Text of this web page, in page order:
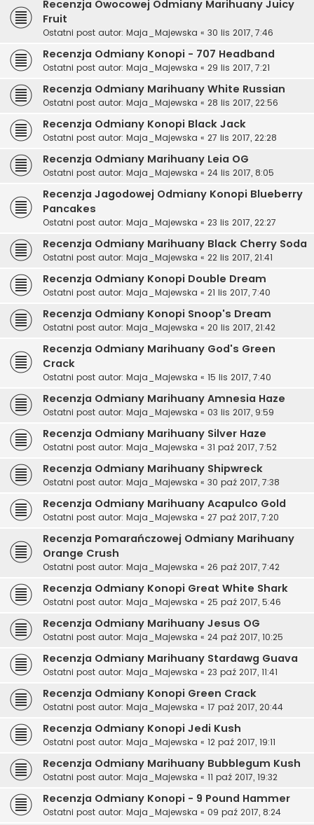
Recenzja Owocowej Odmiany Marihuany Juicy
Fruit
Ostatni post autor: Maja_Majewska « 30 lis 2017, 7:46
Recenzja Odmiany Konopi - 707 Headband
Ostatni post autor: Maja_Majewska « 29 lis 2017, 7:21
Recenzja Odmiany Marihuany White Russian
Ostatni post autor: Maja_Majewska « 28 lis 2017, 22:56
Recenzja Odmiany Konopi Black Jack
Ostatni post autor: Maja_Majewska « 27 lis 2017, 22:28
Recenzja Odmiany Marihuany Leia OG
Ostatni post autor: Maja_Majewska « 24 lis 2017, 8:05
Recenzja Jagodowej Odmiany Konopi Blueberry
Pancakes
Ostatni post autor: Maja_Majewska « 23 lis 2017, 22:27
Recenzja Odmiany Marihuany Black Cherry Soda
Ostatni post autor: Maja_Majewska « 22 lis 2017, 21:41
Recenzja Odmiany Konopi Double Dream
Ostatni post autor: Maja_Majewska « 21 lis 2017, 7:40
Recenzja Odmiany Konopi Snoop's Dream
Ostatni post autor: Maja_Majewska « 20 lis 2017, 21:42
Recenzja Odmiany Marihuany God's Green
Crack
Ostatni post autor: Maja_Majewska « 15 lis 2017, 7:40
Recenzja Odmiany Marihuany Amnesia Haze
Ostatni post autor: Maja_Majewska « 03 lis 2017, 9:59
Recenzja Odmiany Marihuany Silver Haze
Ostatni post autor: Maja_Majewska « 31 paź 2017, 7:52
Recenzja Odmiany Marihuany Shipwreck
Ostatni post autor: Maja_Majewska « 30 paź 2017, 7:38
Recenzja Odmiany Marihuany Acapulco Gold
Ostatni post autor: Maja_Majewska « 27 paź 2017, 7:20
Recenzja Pomarańczowej Odmiany Marihuany
Orange Crush
Ostatni post autor: Maja_Majewska « 26 paź 2017, 7:42
Recenzja Odmiany Konopi Great White Shark
Ostatni post autor: Maja_Majewska « 25 paź 2017, 5:46
Recenzja Odmiany Marihuany Jesus OG
Ostatni post autor: Maja_Majewska « 24 paź 2017, 10:25
Recenzja Odmiany Marihuany Stardawg Guava
Ostatni post autor: Maja_Majewska « 23 paź 2017, 11:41
Recenzja Odmiany Konopi Green Crack
Ostatni post autor: Maja_Majewska « 17 paź 2017, 20:44
Recenzja Odmiany Konopi Jedi Kush
Ostatni post autor: Maja_Majewska « 12 paź 2017, 19:11
Recenzja Odmiany Marihuany Bubblegum Kush
Ostatni post autor: Maja_Majewska « 11 paź 2017, 19:32
Recenzja Odmiany Konopi - 9 Pound Hammer
Ostatni post autor: Maja_Majewska « 09 paź 2017, 8:24